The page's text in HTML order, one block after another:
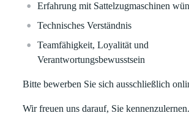
Erfahrung mit Sattelzugmaschinen
Technisches Verständnis
Teamfähigkeit, Loyalität und
Verantwortungsbewusstsein
Bitte bewerben Sie sich ausschließlich
Wir freuen uns darauf, Sie kennenzulernen.